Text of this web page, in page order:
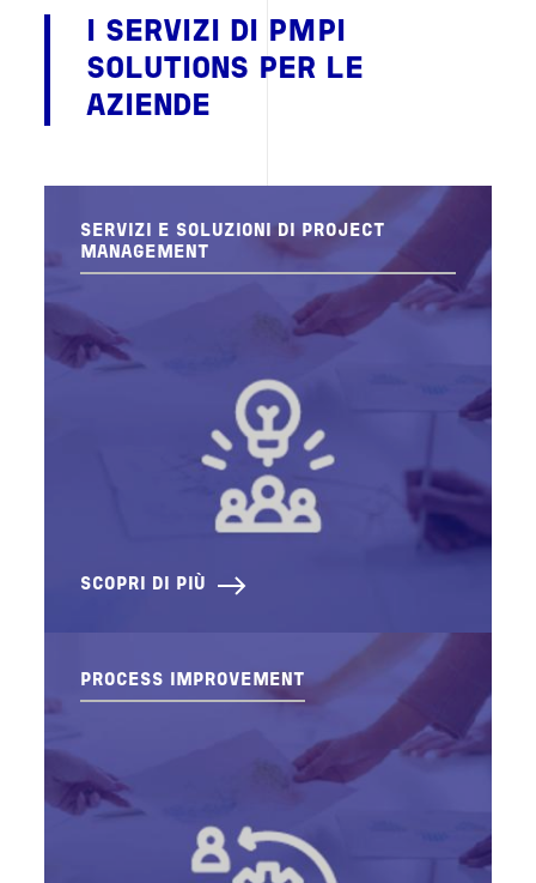
I SERVIZI DI PMPI
SOLUTIONS PER LE
AZIENDE
SERVIZI E SOLUZIONI DI PROJECT
MANAGEMENT
SCOPRI DI PIÙ
PROCESS IMPROVEMENT